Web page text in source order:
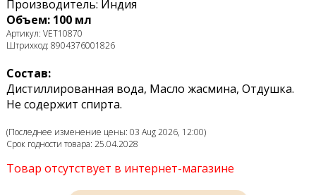
Производитель: Индия
Объем: 100 мл
Артикул: VET10870
Штрихкод: 8904376001826
Состав:
Дистиллированная вода, Масло жасмина, Отдушка.
Не содержит спирта.
(Последнее изменение цены: 03 Aug 2026, 12:00)
Срок годности товара: 25.04.2028
Товар отсутствует в интернет-магазине